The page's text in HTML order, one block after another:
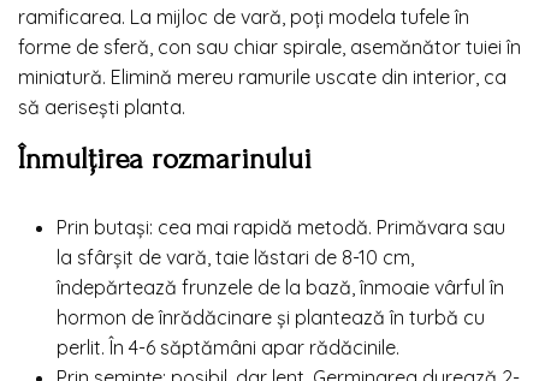
ramificarea. La mijloc de vară, poți modela tufele în
forme de sferă, con sau chiar spirale, asemănător tuiei în
miniatură. Elimină mereu ramurile uscate din interior, ca
să aerisești planta.
Înmulțirea rozmarinului
Prin butași: cea mai rapidă metodă. Primăvara sau
la sfârșit de vară, taie lăstari de 8-10 cm,
îndepărtează frunzele de la bază, înmoaie vârful în
hormon de înrădăcinare și plantează în turbă cu
perlit. În 4-6 săptămâni apar rădăcinile.